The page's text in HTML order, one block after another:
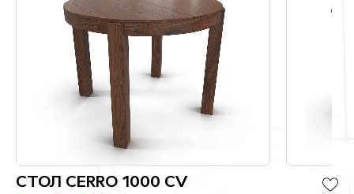
СТОЛ CERRO 1000 CV